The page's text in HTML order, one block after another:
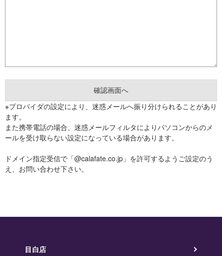
※プロバイダの設定により、迷惑メールへ振り分けられることがあり
ます。
また携帯電話の場合、迷惑メールフィルタによりパソコンからのメ
ールを受け取らない設定になっている場合があります。
ドメイン指定受信で「@calafate.co.jp」を許可するようご設定のう
え、お問い合わせ下さい。
目白店